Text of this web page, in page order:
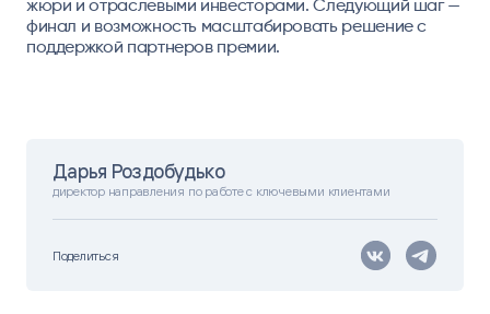
Дарья Роздобудько
директор направления по работе с ключевыми клиентами
Поделиться
жюри и отраслевыми инвесторами. Следующий шаг —
финал и возможность масштабировать решение с
поддержкой партнеров премии.